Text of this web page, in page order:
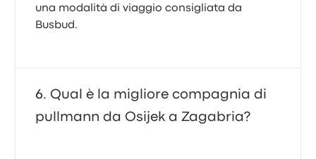
una modalità di viaggio consigliata da
Busbud.
Qual è la migliore compagnia di
pullmann da Osijek a Zagabria?